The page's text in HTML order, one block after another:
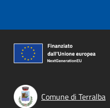
Comune di Terralba